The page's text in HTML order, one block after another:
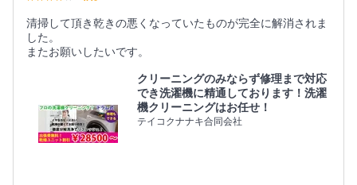
清掃して頂き乾きの悪くなっていたものが完全に解消されま
した。
またお願いしたいです。
クリーニングのみならず修理まで対応
でき洗濯機に精通しております！洗濯
機クリーニングはお任せ！
テイコクナナキ合同会社